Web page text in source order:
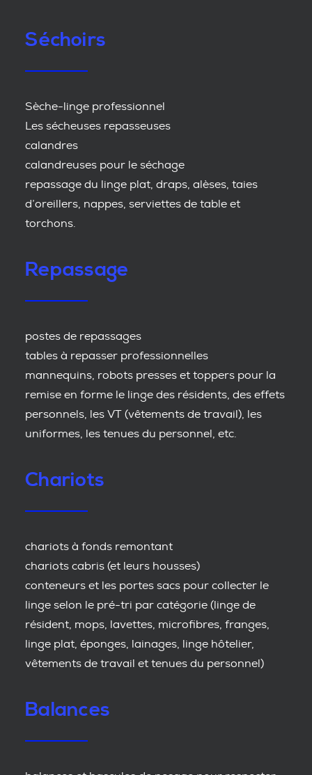
Séchoirs
Sèche-linge professionnel
Les sécheuses repasseuses
calandres
calandreuses pour le séchage
repassage du linge plat, draps, alèses, taies
d’oreillers, nappes, serviettes de table et
torchons.
Repassage
postes de repassages
tables à repasser professionnelles
mannequins, robots presses et toppers pour la
remise en forme le linge des résidents, des effets
personnels, les VT (vêtements de travail), les
uniformes, les tenues du personnel, etc.
Chariots
chariots à fonds remontant
chariots cabris (et leurs housses)
conteneurs et les portes sacs pour collecter le
linge selon le pré-tri par catégorie (linge de
résident, mops, lavettes, microfibres, franges,
linge plat, éponges, lainages, linge hôtelier,
vêtements de travail et tenues du personnel)
Balances